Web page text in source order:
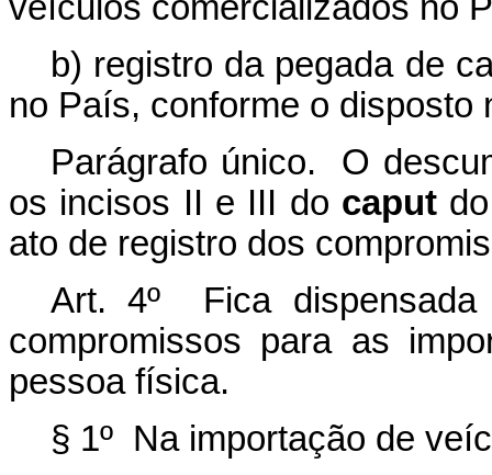
b) registro da pegada de
no País, conforme o disposto
Parágrafo único. O
os incisos II e III do caputdo
ato de registro dos
Art. 4º Fica
compromissos para as
pessoa física.
§ 1º Na importação de